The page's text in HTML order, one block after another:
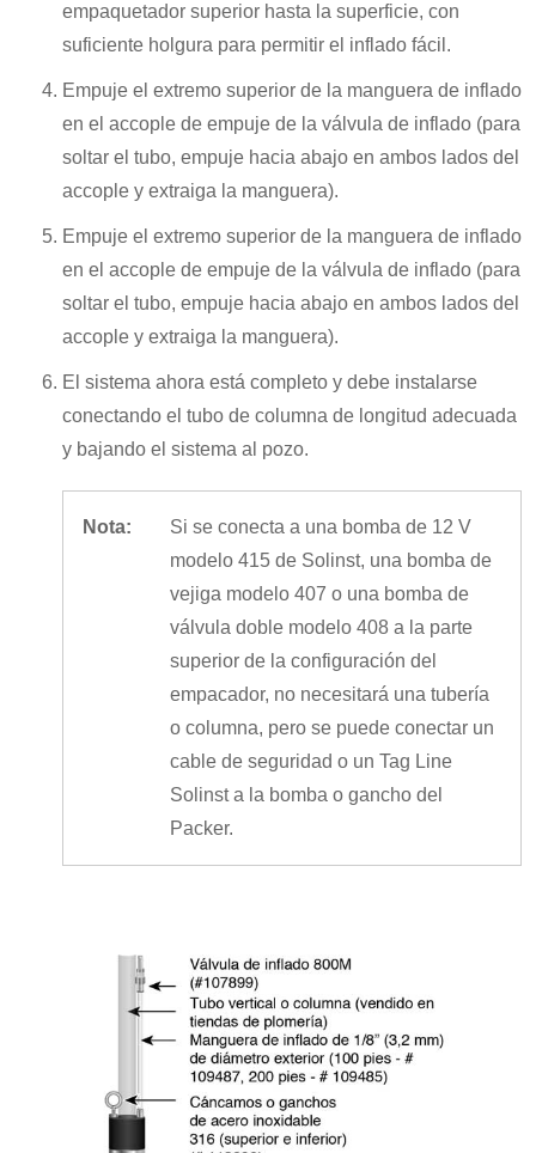
empaquetador superior hasta la superficie, con
suficiente holgura para permitir el inflado fácil.
Empuje el extremo superior de la manguera de inflado
en el accople de empuje de la válvula de inflado (para
soltar el tubo, empuje hacia abajo en ambos lados del
accople y extraiga la manguera).
Empuje el extremo superior de la manguera de inflado
en el accople de empuje de la válvula de inflado (para
soltar el tubo, empuje hacia abajo en ambos lados del
accople y extraiga la manguera).
El sistema ahora está completo y debe instalarse
conectando el tubo de columna de longitud adecuada
y bajando el sistema al pozo.
Nota:
Si se conecta a una bomba de 12 V
modelo 415 de Solinst, una bomba de
vejiga modelo 407 o una bomba de
válvula doble modelo 408 a la parte
superior de la configuración del
empacador, no necesitará una tubería
o columna, pero se puede conectar un
cable de seguridad o un Tag Line
Solinst a la bomba o gancho del
Packer.